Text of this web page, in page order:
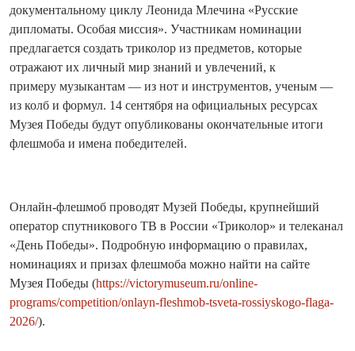
документальному циклу Леонида Млечина «Русские
дипломаты. Особая миссия». Участникам номинации
предлагается создать триколор из предметов, которые
отражают их личный мир знаний и увлечений, к
примеру музыкантам — из нот и инструментов, ученым —
из колб и формул. 14 сентября на официальных ресурсах
Музея Победы будут опубликованы окончательные итоги
флешмоба и имена победителей.
Онлайн-флешмоб проводят Музей Победы, крупнейший
оператор спутникового ТВ в России «Триколор» и телеканал
«День Победы». Подробную информацию о правилах,
номинациях и призах флешмоба можно найти на сайте
Музея Победы (https://victorymuseum.ru/online-
programs/competition/onlayn-fleshmob-tsveta-rossiyskogo-flaga-
2026/).